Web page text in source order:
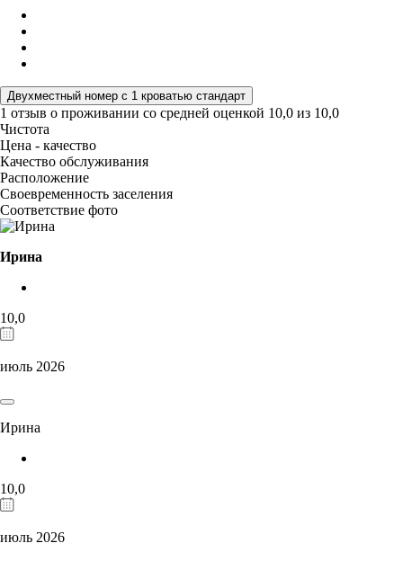
Двухместный номер с 1 кроватью стандарт
1 отзыв о проживании со средней оценкой 10,0 из 10,0
Чистота
Цена - качество
Качество обслуживания
Расположение
Своевременность заселения
Соответствие фото
Ирина
10,0
июль 2026
Ирина
10,0
июль 2026